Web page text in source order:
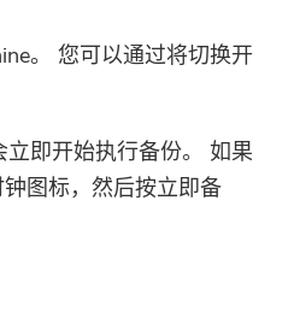
。 您可以通过将切换开
即开始执行备份。 如果
图标，然后按立即备